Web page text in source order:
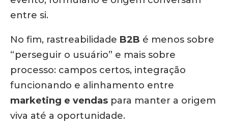
entre si.
No fim, rastreabilidade B2B é menos sobre
“perseguir o usuário” e mais sobre
processo: campos certos, integração
funcionando e alinhamento entre
marketing e vendas para manter a origem
viva até a oportunidade.